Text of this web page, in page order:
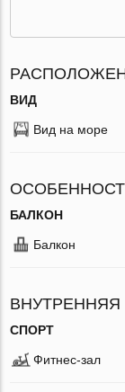
ВИД
Вид на море
БАЛКОН
Балкон
ВНУТРЕННЯЯ
СПОРТ
Фитнес-зал